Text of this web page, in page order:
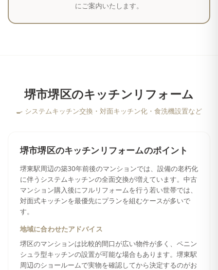
にご案内いたします。
堺市堺区のキッチンリフォーム
🍳 システムキッチン交換・対面キッチン化・食洗機設置など
堺市堺区のキッチンリフォームのポイント
堺東駅周辺の築30年前後のマンションでは、設備の老朽化
に伴うシステムキッチンの全面交換が増えています。中古
マンション購入後にフルリフォームを行う若い世帯では、
対面式キッチンを最優先にプランを組むケースが多いで
す。
地域に合わせたアドバイス
堺区のマンションは比較的間口が広い物件が多く、ペニン
シュラ型キッチンの設置が可能な場合もあります。堺東駅
周辺のショールームで実物を確認してから決定するのがお